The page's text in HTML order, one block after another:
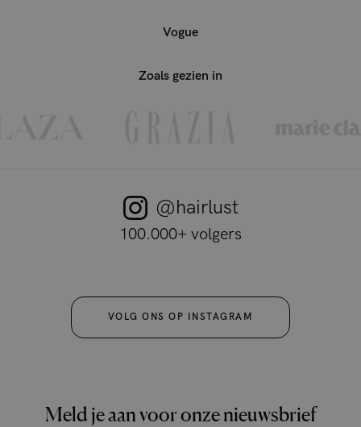
Vogue
Zoals gezien in
100.000+ volgers
@hairlust
VOLG ONS OP INSTAGRAM
Meld je aan voor onze nieuwsbrief